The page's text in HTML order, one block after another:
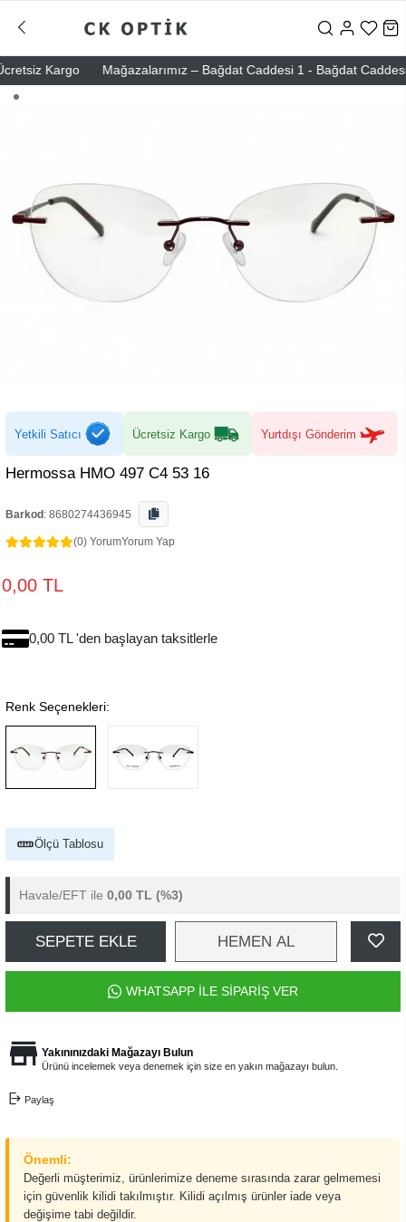
Kargo Mağazalarımız – Bağdat Caddesi 1 - Bağdat Caddesi
Yetkili Satıcı Ücretsiz Kargo Yurtdışı Gönderim
Hermossa HMO 497 C4 53 16
Barkod : 8680274436945
(0) YorumYorum Yap
0,00 TL
0,00 TL 'den başlayan taksitlerle
Renk Seçenekleri:
Ölçü Tablosu
Havale/EFT ile 0,00 TL (%3)
SEPETE EKLE HEMEN AL
WHATSAPP İLE SİPARİŞ VER
Yakınınızdaki Mağazayı Bulun
Ürünü incelemek veya denemek için size en yakın mağazayı bulun.
Paylaş
Önemli:
Değerli müşterimiz, ürünlerimize deneme sırasında zarar gelmemesi
için güvenlik kilidi takılmıştır. Kilidi açılmış ürünler iade veya
değişime tabi değildir.